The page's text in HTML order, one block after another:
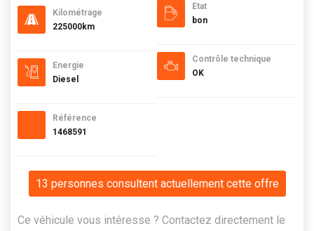
Kilométrage
225000km
Energie
Diesel
Référence
1468591
Etat
bon
Contrôle technique
OK
13 personnes consultent actuellement cette offre
Ce véhicule vous intéresse ? Contactez directement le